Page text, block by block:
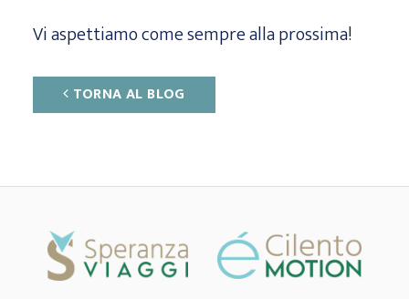
Vi aspettiamo come sempre alla prossima!
TORNA AL BLOG